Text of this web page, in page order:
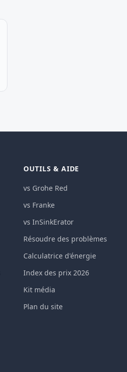
OUTILS & AIDE
vs Grohe Red
vs Franke
vs InSinkErator
Résoudre des problèmes
Calculatrice d'énergie
Index des prix 2026
Kit média
Plan du site